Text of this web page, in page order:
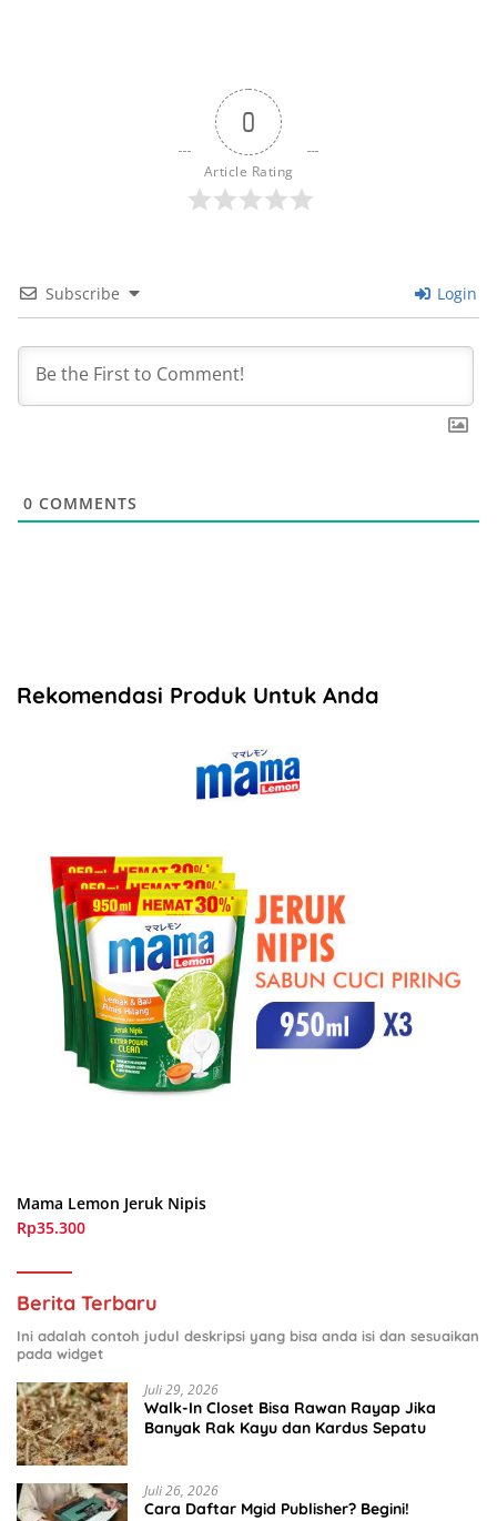
0
Article Rating
Subscribe Login
0 COMMENTS
Rekomendasi Produk Untuk Anda
Mama Lemon Jeruk Nipis
Rp35.300
Berita Terbaru
Ini adalah contoh judul deskripsi yang bisa anda isi dan sesuaikan
pada widget
Juli 29, 2026
Walk-In Closet Bisa Rawan Rayap Jika
Banyak Rak Kayu dan Kardus Sepatu
Juli 26, 2026
Cara Daftar Mgid Publisher? Begini!